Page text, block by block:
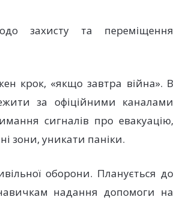
захисту та переміщення
крок, «якщо завтра війна». В
за офіційними каналами
сигналів про евакуацію,
зони, уникати паніки.
оборони. Планується до
надання допомоги на